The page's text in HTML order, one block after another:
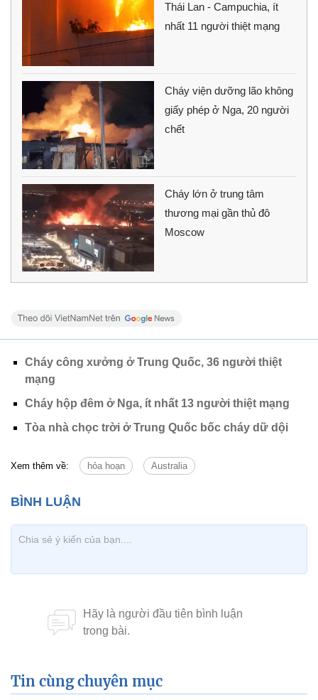
Thái Lan - Campuchia, ít
nhất 11 người thiệt mạng
Cháy viện dưỡng lão không
giấy phép ở Nga, 20 người
chết
Cháy lớn ở trung tâm
thương mại gần thủ đô
Moscow
Cháy công xưởng ở Trung Quốc, 36 người thiệt
mạng
Cháy hộp đêm ở Nga, ít nhất 13 người thiệt mạng
Tòa nhà chọc trời ở Trung Quốc bốc cháy dữ dội
Xem thêm về: hỏa hoạn Australia
Tin cùng chuyên mục